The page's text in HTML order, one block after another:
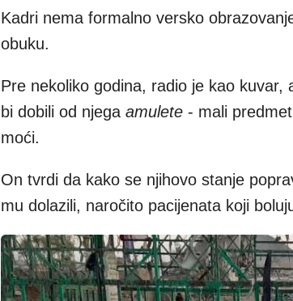
Kadri nema formalno versko
obuku.
Pre nekoliko godina, radio je kao
bi dobili od njega amulete - mali
moći.
On tvrdi da kako se njihovo stanje
mu dolazili, naročito pacijenata koji